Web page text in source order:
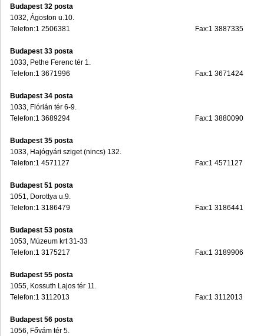
Budapest 32 posta
1032, Ágoston u.10.
Telefon:1 2506381
Fax:1 3887335
Budapest 33 posta
1033, Pethe Ferenc tér 1.
Telefon:1 3671996
Fax:1 3671424
Budapest 34 posta
1033, Flórián tér 6-9.
Telefon:1 3689294
Fax:1 3880090
Budapest 35 posta
1033, Hajógyári sziget (nincs) 132.
Telefon:1 4571127
Fax:1 4571127
Budapest 51 posta
1051, Dorottya u.9.
Telefon:1 3186479
Fax:1 3186441
Budapest 53 posta
1053, Múzeum krt 31-33
Telefon:1 3175217
Fax:1 3189906
Budapest 55 posta
1055, Kossuth Lajos tér 11.
Telefon:1 3112013
Fax:1 3112013
Budapest 56 posta
1056, Fővám tér 5.